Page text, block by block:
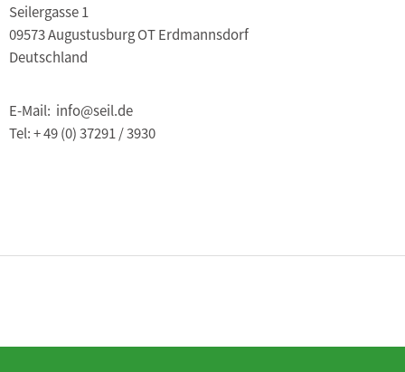
Seilergasse 1
09573 Augustusburg OT Erdmannsdorf
Deutschland
E-Mail: info@seil.de
Tel: + 49 (0) 37291 / 3930